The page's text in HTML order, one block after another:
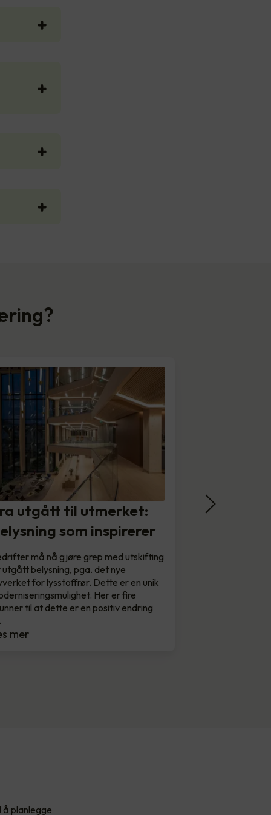
utgått til utmerket:
som inspirerer
må nå gjøre grep med utskifting
utgått belysning, pga. det nye
for lysstoffrør. Dette er en unik
Her er fire
til at dette er en positiv endring
mer
å planlegge